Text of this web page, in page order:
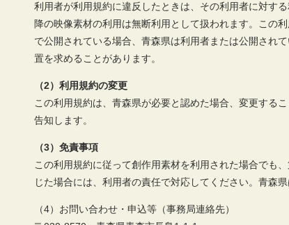
利用者が利用規約に違反したときは、その利用者に対す
降の映像素材の利用は無断利用として扱われます。この
で公開されている場合、青森県は利用者または公開され
置を求めることがあります。
（2）利用規約の変更
この利用規約は、青森県が必要と認めた場合、変更する
告知します。
（3）免責事項
この利用規約に従って創作用素材を利用された場合でも
じた場合には、利用者の責任で対応してください。青森
（4）お問い合わせ・申込等（事務局連絡先）